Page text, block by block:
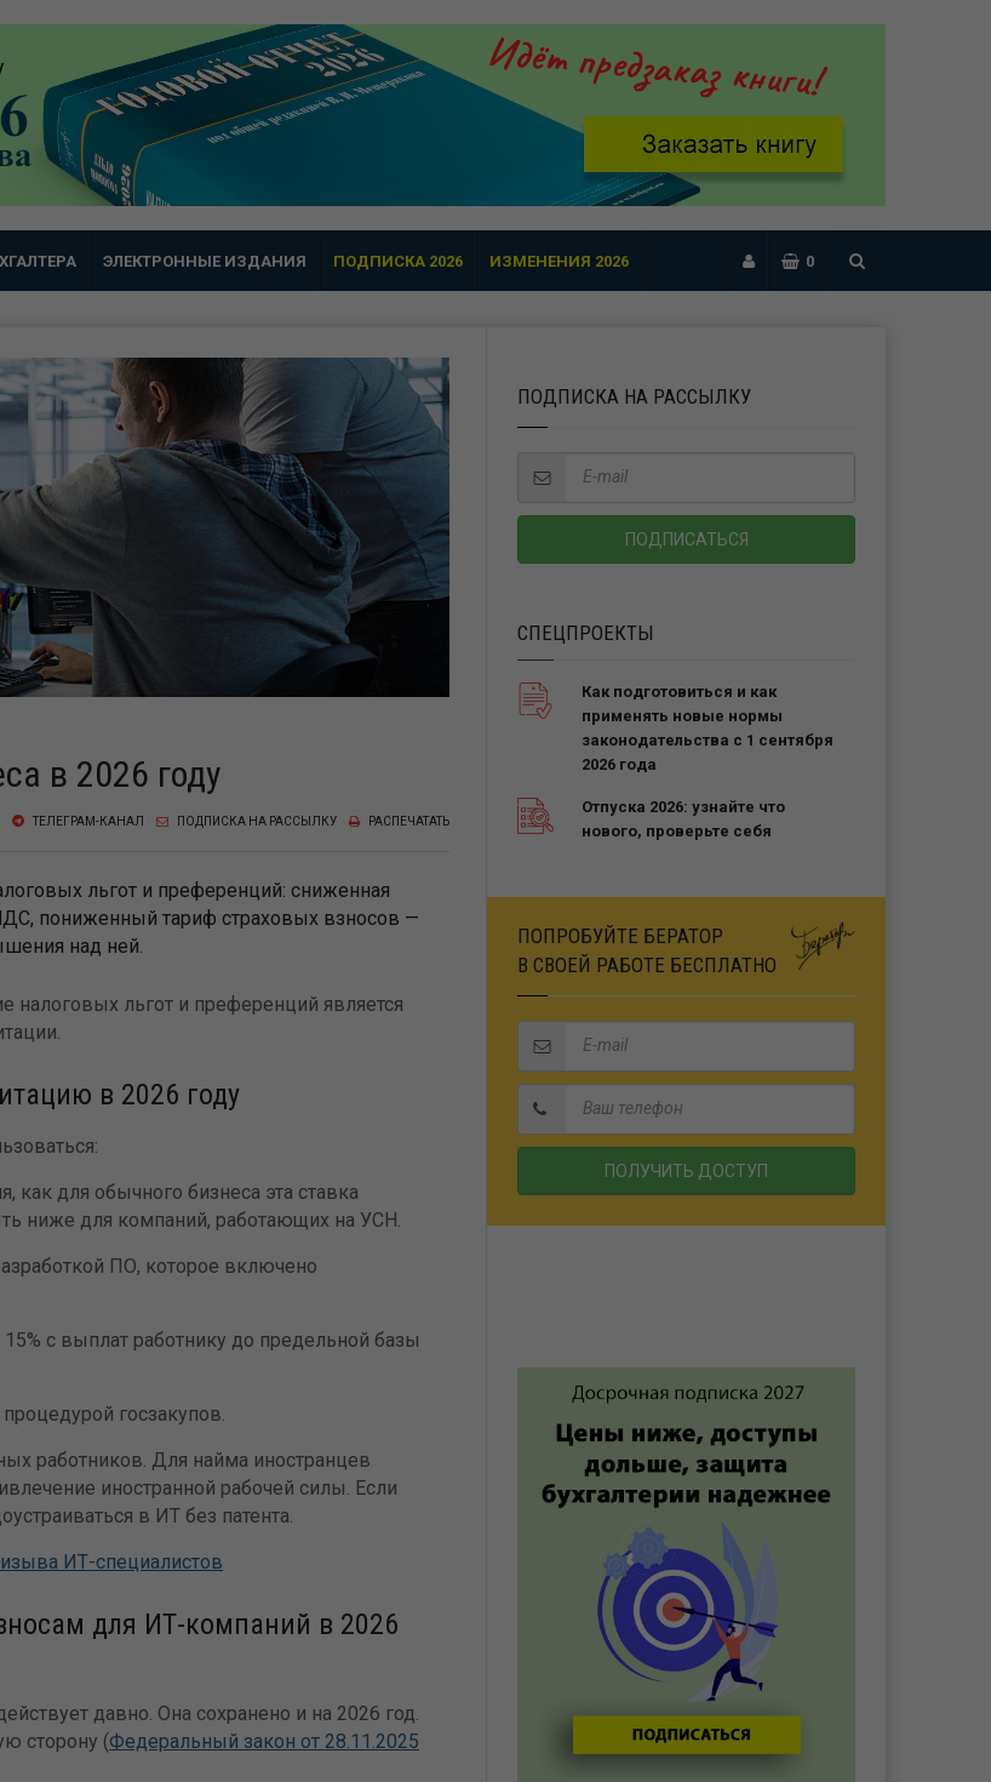
ЭЛЕКТРОННЫЕ ИЗДАНИЯ ПОДПИСКА 2026 ИЗМЕНЕНИЯ 2026 0
в 2026 году
РАСПЕЧАТАТЬ
ПОДПИСКА НА РАССЫЛКУ
ТЕЛЕГРАМ-КАНАЛ
льгот и преференций: сниженная
пониженный тариф страховых взносов —
над ней.
льгот и преференций является
в 2026 году
как для обычного бизнеса эта ставка
ниже для компаний, работающих на УСН.
ПО, которое включено
с выплат работнику до предельной базы
госзакупов.
работников. Для найма иностранцев
иностранной рабочей силы. Если
в ИТ без патента.
ИТ-специалистов
для ИТ-компаний в 2026
давно. Она сохранено и на 2026 год.
сторону (Федеральный закон от 28.11.2025
ПОДПИСКА НА РАССЫЛКУ
СПЕЦПРОЕКТЫ
Как подготовиться и как
применять новые нормы
законодательства с 1 сентября
2026 года
Отпуска 2026: узнайте что
нового, проверьте себя
ПОПРОБУЙТЕ БЕРАТОР
В СВОЕЙ РАБОТЕ БЕСПЛАТНО